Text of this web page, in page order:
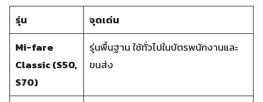
รุ่น
จุดเด่น
Mi-fare
Classic (S50,
S70)
รุ่นพื้นฐาน ใช้ทั่วไปในบัตรพนักงานและ
ขนส่ง